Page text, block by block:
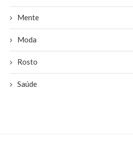
Mente
Moda
Rosto
Saúde